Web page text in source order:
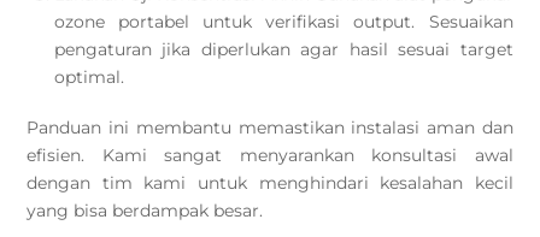
ozone portabel untuk verifikasi output. Sesuaikan
pengaturan jika diperlukan agar hasil sesuai target
optimal.
Panduan ini membantu memastikan instalasi aman dan
efisien. Kami sangat menyarankan konsultasi awal
dengan tim kami untuk menghindari kesalahan kecil
yang bisa berdampak besar.